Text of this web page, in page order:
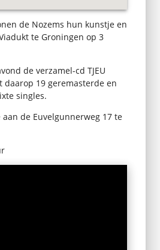
de Nozems hun kunstje en
te Groningen op 3
de verzamel-cd TJEU
daarop 19 geremasterde en
singles.
de Euvelgunnerweg 17 te